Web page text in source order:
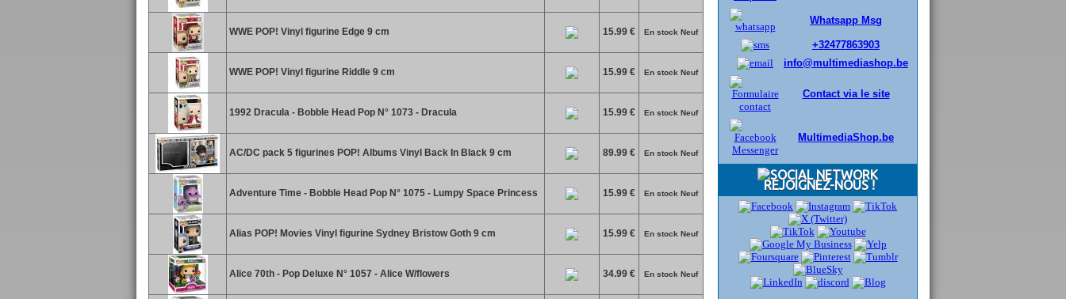
WWE POP! Vinyl figurine Edge 9 cm 15.99 € En stock Neuf
WWE POP! Vinyl figurine Riddle 9 cm 15.99 € En stock Neuf
1992 Dracula - Bobble Head Pop N° 1073 - Dracula 15.99 € En stock Neuf
AC/DC pack 5 figurines POP! Albums Vinyl Back In Black 9 cm 89.99 € En stock Neuf
Adventure Time - Bobble Head Pop N° 1075 - Lumpy Space Princess 15.99 € En stock Neuf
Alias POP! Movies Vinyl figurine Sydney Bristow Goth 9 cm 15.99 € En stock Neuf
Alice 70th - Pop Deluxe N° 1057 - Alice W/flowers 34.99 € En stock Neuf
Whatsapp Msg
+32477863903
info@multimediashop.be
Contact via le site
MultimediaShop.be
REJOIGNEZ-NOUS !